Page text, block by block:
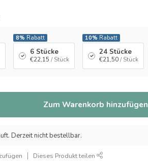
8% Rabatt
6 Stücke
€22,15 / Stück
10% Rabatt
24 Stücke
€21,50/ Stück
Zum Warenkorb hinzufügen
Derzeit nicht bestellbar.
Dieses Produkt teilen